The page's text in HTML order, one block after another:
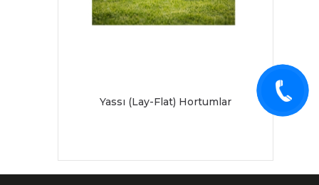
Yassı (Lay-Flat) Hortumlar